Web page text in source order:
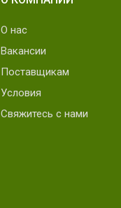
О нас
Вакансии
Поставщикам
Условия
Свяжитесь с нами